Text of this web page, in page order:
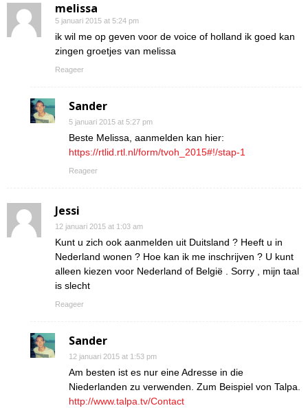
melissa
5 januari 2015 at 5:24 pm
ik wil me op geven voor de voice of holland ik goed kan
zingen groetjes van melissa
Reageer
Sander
5 januari 2015 at 5:27 pm
Beste Melissa, aanmelden kan hier:
https://rtlid.rtl.nl/form/tvoh_2015#!/stap-1
Reageer
Jessi
12 januari 2015 at 1:03 am
Kunt u zich ook aanmelden uit Duitsland ? Heeft u in
Nederland wonen ? Hoe kan ik me inschrijven ? U kunt
alleen kiezen voor Nederland of België . Sorry , mijn taal
is slecht
Reageer
Sander
12 januari 2015 at 1:53 pm
Am besten ist es nur eine Adresse in die
Niederlanden zu verwenden. Zum Beispiel von Talpa.
http://www.talpa.tv/Contact